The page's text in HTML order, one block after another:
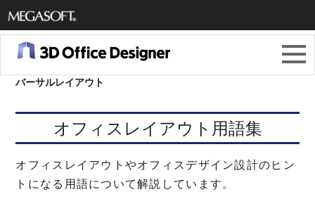
メガソ
フト株
式会社
バーサルレイアウト
オフィスレイアウト用語集
オフィスレイアウトやオフィスデザイン設計のヒン
トになる用語について解説しています。